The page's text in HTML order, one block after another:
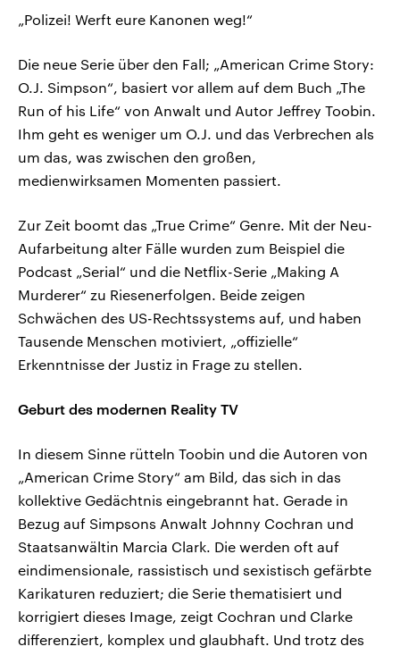
„Polizei! Werft eure Kanonen weg!“
Die neue Serie über den Fall; „American Crime Story:
O.J. Simpson“, basiert vor allem auf dem Buch „The
Run of his Life“ von Anwalt und Autor Jeffrey Toobin.
Ihm geht es weniger um O.J. und das Verbrechen als
um das, was zwischen den großen,
medienwirksamen Momenten passiert.
Zur Zeit boomt das „True Crime“ Genre. Mit der Neu-
Aufarbeitung alter Fälle wurden zum Beispiel die
Podcast „Serial“ und die Netflix-Serie „Making A
Murderer“ zu Riesenerfolgen. Beide zeigen
Schwächen des US-Rechtssystems auf, und haben
Tausende Menschen motiviert, „offizielle“
Erkenntnisse der Justiz in Frage zu stellen.
Geburt des modernen Reality TV
In diesem Sinne rütteln Toobin und die Autoren von
„American Crime Story“ am Bild, das sich in das
kollektive Gedächtnis eingebrannt hat. Gerade in
Bezug auf Simpsons Anwalt Johnny Cochran und
Staatsanwältin Marcia Clark. Die werden oft auf
eindimensionale, rassistisch und sexistisch gefärbte
Karikaturen reduziert; die Serie thematisiert und
korrigiert dieses Image, zeigt Cochran und Clarke
differenziert, komplex und glaubhaft. Und trotz des